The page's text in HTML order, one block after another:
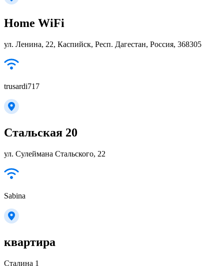
Home WiFi
ул. Ленина, 22, Каспийск, Респ. Дагестан, Россия, 368305
trusardi717
Стальская 20
ул. Сулеймана Стальского, 22
Sabina
квартира
Сталина 1